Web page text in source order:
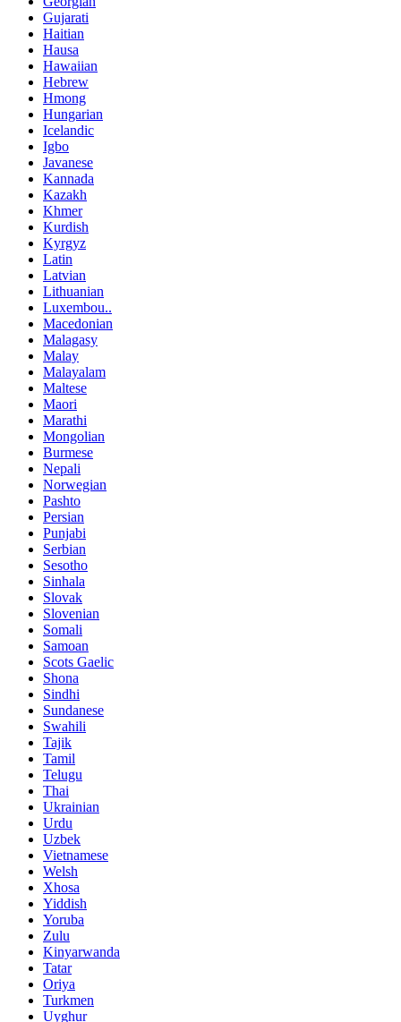
Gujarati
Haitian
Hausa
Hawaiian
Hebrew
Hmong
Hungarian
Icelandic
Igbo
Javanese
Kannada
Kazakh
Khmer
Kurdish
Kyrgyz
Latin
Latvian
Lithuanian
Luxembou..
Macedonian
Malagasy
Malay
Malayalam
Maltese
Maori
Marathi
Mongolian
Burmese
Nepali
Norwegian
Pashto
Persian
Punjabi
Serbian
Sesotho
Sinhala
Slovak
Slovenian
Somali
Samoan
Scots Gaelic
Shona
Sindhi
Sundanese
Swahili
Tajik
Tamil
Telugu
Thai
Ukrainian
Urdu
Uzbek
Vietnamese
Welsh
Xhosa
Yiddish
Yoruba
Zulu
Kinyarwanda
Tatar
Oriya
Turkmen
Uyghur